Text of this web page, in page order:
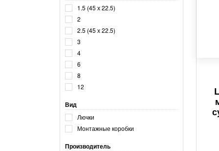
1.5 (45 х 22.5)
2
2.5 (45 х 22.5)
3
4
6
8
12
Вид
Лючки
Монтажные коробки
Производитель